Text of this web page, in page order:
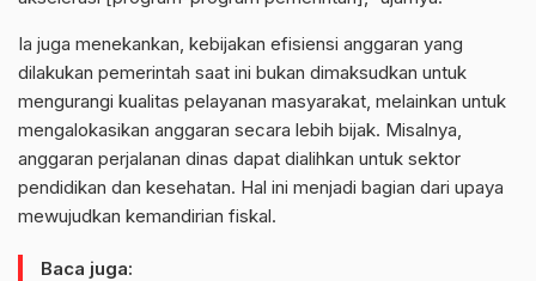
Ia juga menekankan, kebijakan efisiensi anggaran yang
dilakukan pemerintah saat ini bukan dimaksudkan untuk
mengurangi kualitas pelayanan masyarakat, melainkan untuk
mengalokasikan anggaran secara lebih bijak. Misalnya,
anggaran perjalanan dinas dapat dialihkan untuk sektor
pendidikan dan kesehatan. Hal ini menjadi bagian dari upaya
mewujudkan kemandirian fiskal.
Baca juga: